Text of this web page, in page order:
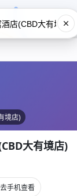
境店)
大有境店)
去手机查看
南